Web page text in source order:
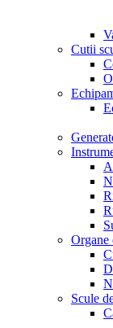
Cutii
Organe
Scule